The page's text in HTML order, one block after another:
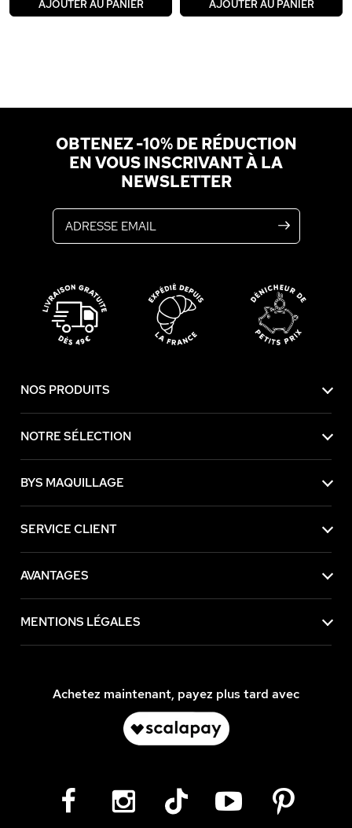
AJOUTER AU PANIER AJOUTER AU PANIER
OBTENEZ -10% DE RÉDUCTION
EN VOUS INSCRIVANT À LA
NEWSLETTER
NOS PRODUITS
NOTRE SÉLECTION
BYS MAQUILLAGE
SERVICE CLIENT
AVANTAGES
MENTIONS LÉGALES
Achetez maintenant, payez plus tard avec